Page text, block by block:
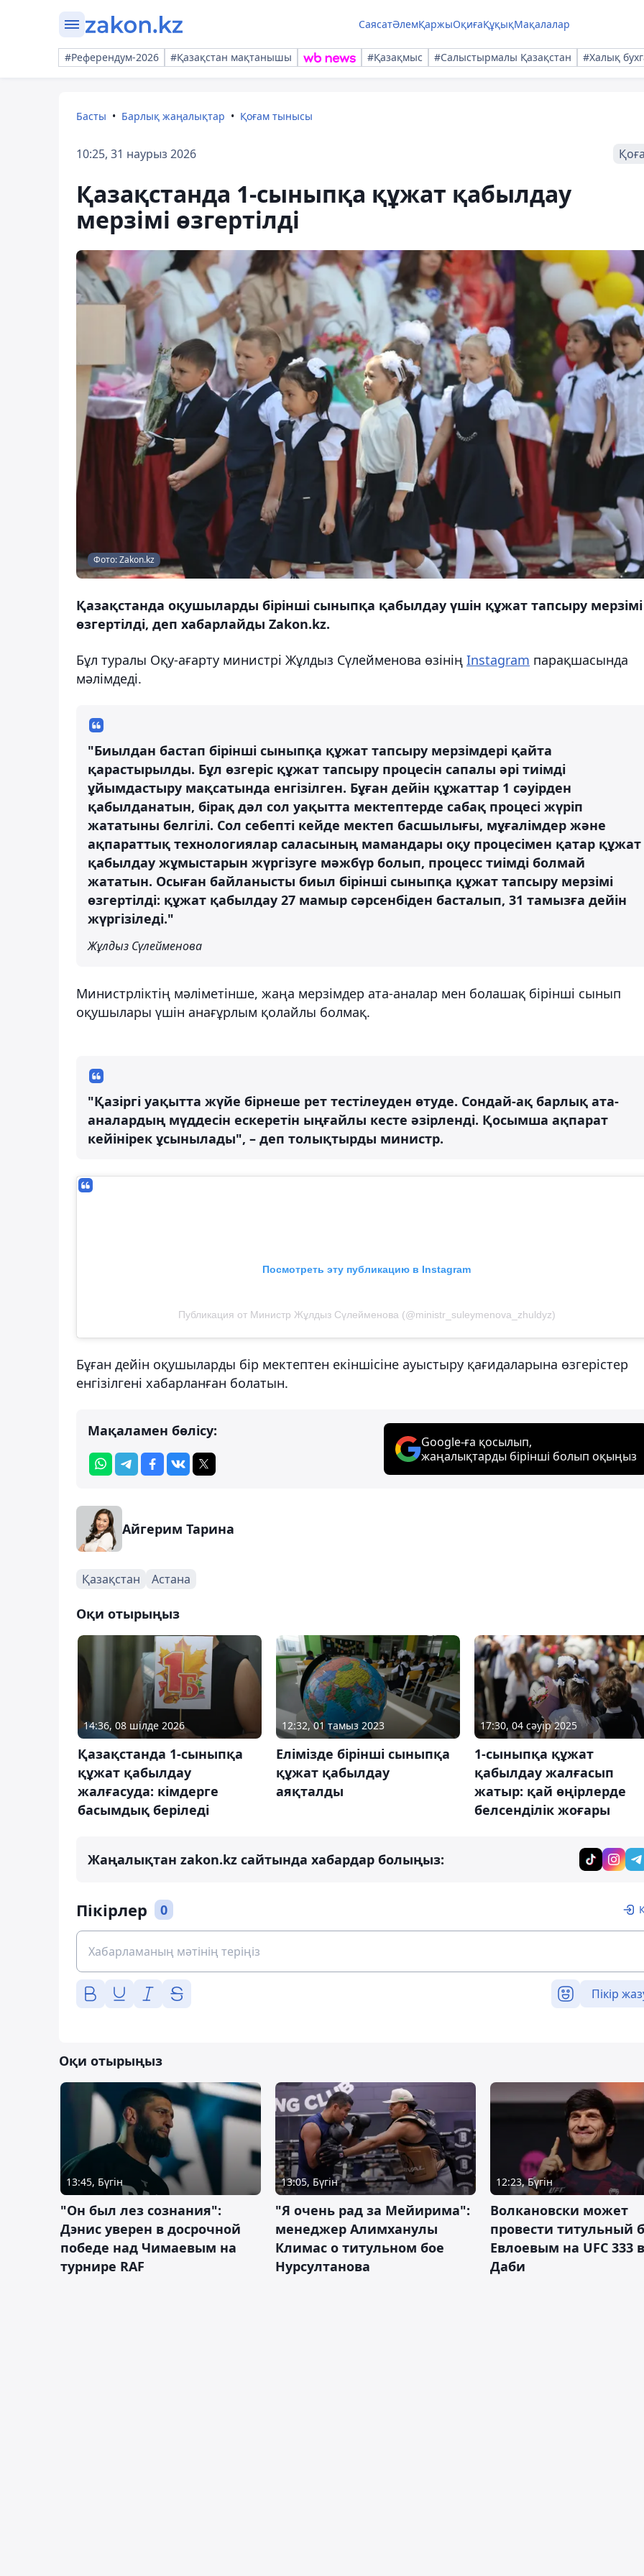
СаясатӘлемҚаржыОқиғаҚұқықМақалалар
#Референдум-2026 #Қазақстан мақтанышы #Қазақмыс #Салыстырмалы Қазақстан #Халық
Басты Барлық жаңалықтар Қоғам тынысы
10:25, 31 наурыз 2026
Қазақстанда 1-сыныпқа құжат қабылдау
мерзімі өзгертілді
Фото: Zakon.kz
Қазақстанда оқушыларды бірінші сыныпқа қабылдау үшін құжат тапсыру мерзімі
өзгертілді, деп хабарлайды Zakon.kz.
Бұл туралы Оқу-ағарту министрі Жұлдыз Сүлейменова өзінің Instagram парақшасында
мәлімдеді.
"Биылдан бастап бірінші сыныпқа құжат тапсыру мерзімдері қайта
қарастырылды. Бұл өзгеріс құжат тапсыру процесін сапалы әрі тиімді
ұйымдастыру мақсатында енгізілген. Бұған дейін құжаттар 1 сәуірден
қабылданатын, бірақ дәл сол уақытта мектептерде сабақ процесі жүріп
жататыны белгілі. Сол себепті кейде мектеп басшылығы, мұғалімдер және
ақпараттық технологиялар саласының мамандары оқу процесімен қатар құжат
қабылдау жұмыстарын жүргізуге мәжбүр болып, процесс тиімді болмай
жататын. Осыған байланысты биыл бірінші сыныпқа құжат тапсыру мерзімі
өзгертілді: құжат қабылдау 27 мамыр сәрсенбіден басталып, 31 тамызға дейін
жүргізіледі."
Жұлдыз Сүлейменова
Министрліктің мәліметінше, жаңа мерзімдер ата-аналар мен болашақ бірінші сынып
оқушылары үшін анағұрлым қолайлы болмақ.
"Қазіргі уақытта жүйе бірнеше рет тестілеуден өтуде. Сондай-ақ барлық ата-
аналардың мүддесін ескеретін ыңғайлы кесте әзірленді. Қосымша ақпарат
кейінірек ұсынылады", – деп толықтырды министр.
Посмотреть эту публикацию в Instagram
Публикация от Министр Жұлдыз Сүлейменова (@ministr_suleymenova_zhuldyz)
Бұған дейін оқушыларды бір мектептен екіншісіне ауыстыру қағидаларына өзгерістер
енгізілгені хабарланған болатын.
Мақаламен бөлісу:
Google-ға қосылып,
жаңалықтарды бірінші болып оқыңыз
Айгерим Тарина
Қазақстан Астана
Оқи отырыңыз
14:36, 08 шілде 2026
Қазақстанда 1-сыныпқа
құжат қабылдау
жалғасуда: кімдерге
басымдық беріледі
12:32, 01 тамыз 2023
Елімізде бірінші сыныпқа
құжат қабылдау
аяқталды
17:30, 04 сәуір 2025
1-сыныпқа құжат
қабылдау жалғасып
жатыр: қай өңірлерде
белсенділік жоғары
Жаңалықтан zakon.kz сайтында хабардар болыңыз:
Пікірлер 0
Пікір
Оқи отырыңыз
13:45, Бүгін
"Он был лез сознания":
Дэнис уверен в досрочной
победе над Чимаевым на
турнире RAF
13:05, Бүгін
"Я очень рад за Мейирима":
менеджер Алимханулы
Климас о титульном бое
Нурсултанова
12:23, Бүгін
Волкановски может
провести титульный
Евлоевым на UFC 333
Даби